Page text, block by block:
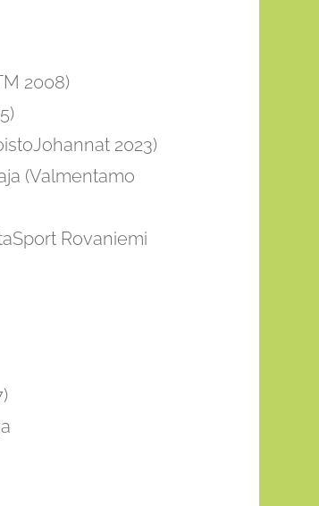
2008)
2023)
(Valmentamo
Rovaniemi